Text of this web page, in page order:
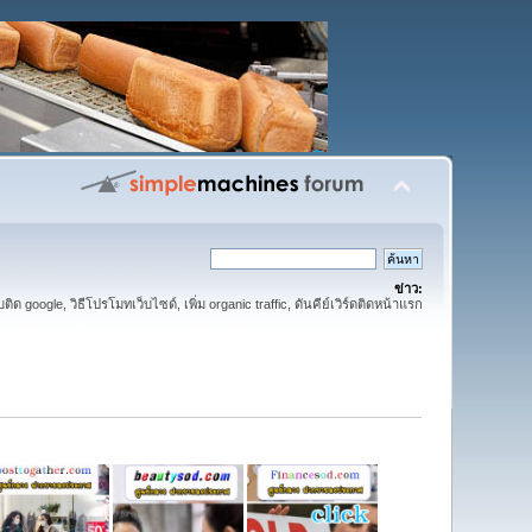
ข่าว:
ติด google, วิธีโปรโมทเว็บไซด์, เพิ่ม organic traffic, ดันคีย์เวิร์ดติดหน้าแรก